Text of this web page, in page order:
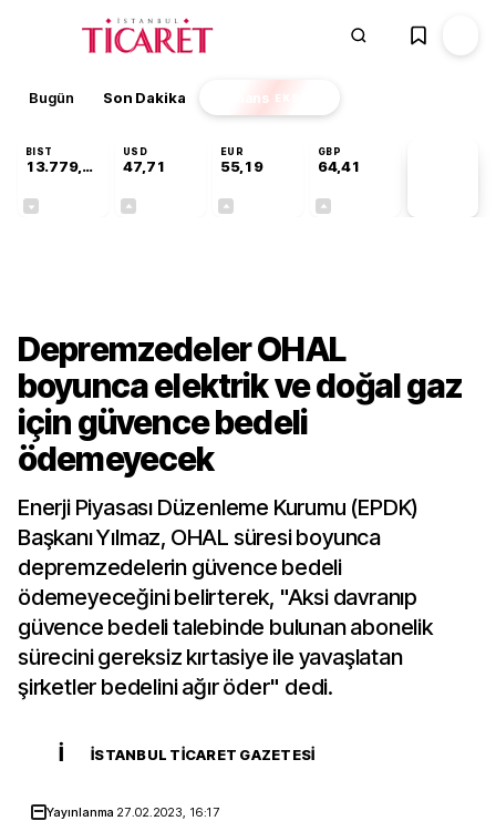
Bugün Son Dakika Finans EKSTRA
BIST
13.779,39
USD
47,71
EUR
55,19
GBP
64,41
Depremzedeler OHAL
boyunca elektrik ve doğal gaz
için güvence bedeli
ödemeyecek
Enerji Piyasası Düzenleme Kurumu (EPDK)
Başkanı Yılmaz, OHAL süresi boyunca
depremzedelerin güvence bedeli
ödemeyeceğini belirterek, "Aksi davranıp
güvence bedeli talebinde bulunan abonelik
sürecini gereksiz kırtasiye ile yavaşlatan
şirketler bedelini ağır öder" dedi.
İ İSTANBUL TICARET GAZETESI
Yayınlanma 27.02.2023, 16:17